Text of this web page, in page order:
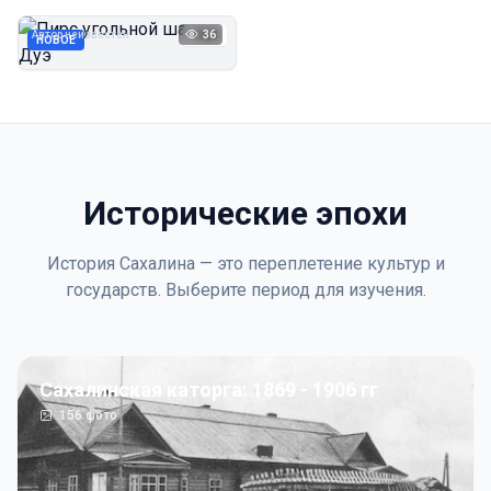
НОВОЕ 1923
Автор неизвестен 36
Исторические эпохи
История Сахалина — это переплетение культур и
государств. Выберите период для изучения.
Сахалинская каторга: 1869 - 1906 гг
156фото